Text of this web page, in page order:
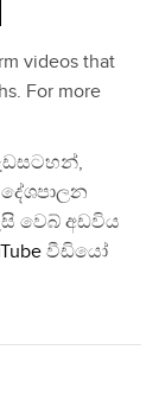
videos that
For more
වෙබ් අඩවිය
වීඩියෝ